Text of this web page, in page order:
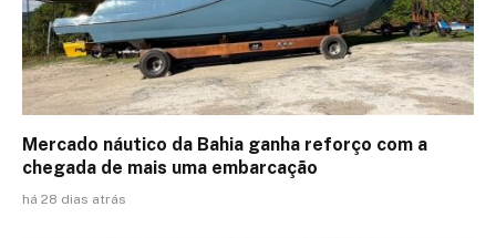
Mercado náutico da Bahia ganha reforço com a
chegada de mais uma embarcação
há 28 dias atrás